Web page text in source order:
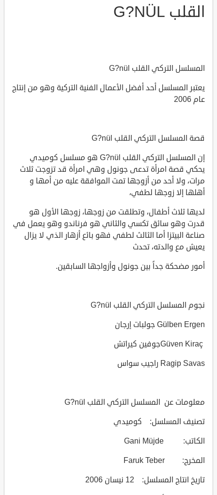
القلب G?NÜL
المسلسل التركي القلب G?nül
يعتبر المسلسل أحد أفضل الأعمال الفنية التركية وهو من إنتاج
عام 2006
قصة المسلسل التركي القلب G?nül
إن المسلسل التركي القلب G?nül هو مسلسل كوميدي
يحكي قصة امرأة تدعى جونول وهي امرأة قد تزوجت ثلاث
مرات، ولا أحد من أزوجها تمت الموافقة عليه من أمها و
أهلها إلا زوجها لطفي،
لديها ثلاث أطفال، وتطلقت من زوجها، زوجها الأول هو
قدرت وهو سائق تكسي والثاني هو فرناندو وهو يعمل في
صناعة البيتزا أما الثالث لطفي فهو بائع أزهار الذي لا يزال
يعيش مع والدته، تحدث
أمور مضحكة جداً بين جونول وأزواجها السابقين.
نجوم المسلسل التركي القلب G?nül
Gülben Ergen جولبات إرجان
Ragip Savas راجيب سواس
معلومات عن المسلسل التركي القلب G?nül
تصنيف المسلسل: كوميدي
الكاتب: Gani Müjde
المخرج: Faruk Teber
تاريخ انتاج المسلسل: 12 نيسان 2006